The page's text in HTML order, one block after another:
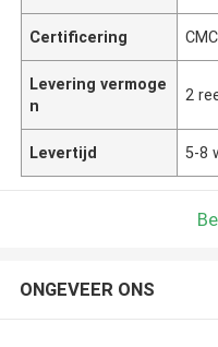
Certificering CMC
Levering vermoge
n
2
Levertijd 5-8
ONGEVEER ONS